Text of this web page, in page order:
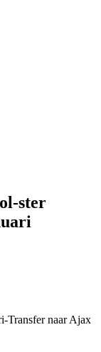
ster
Transfer naar Ajax